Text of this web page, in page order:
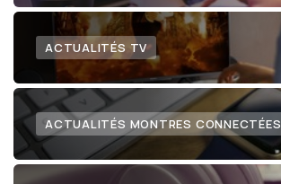
ACTUALITÉS TV
ACTUALITÉS MONTRES CONNECTÉES